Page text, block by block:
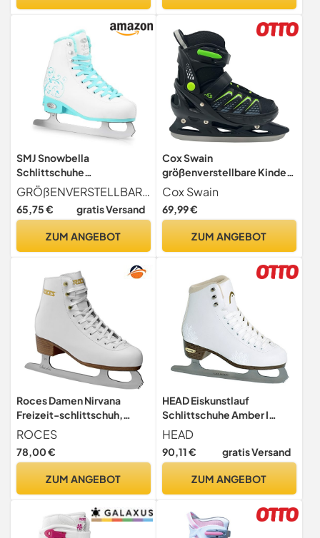
SMJ Snowbella
Schlittschuhe
VERSTELLBAR Damen
Mädchen Eiskunstlauf
Eislaufschuhe Klassische
31-34, 35-38, 39-42 (M
GRÖßENVERSTELLBAR - dank ihrer Größenverstellbarkeit über 4 Größen und ihrer hohen Qualität werden diese Skates mehrere Jahre lang dienen. Verfügbare Größen 31-34, 35-38, 39-42. Dadurch bieten sie eine optimale Passform und hohe Sicherheit während der Benutzung
65,75 € gratis Versand
ZUM ANGEBOT
Cox Swain
größenverstellbare Kinder
Schlittschuhe COXY Ice für
Mädchen und Jungen -
Ohne Werkzeug
Gr. L (40-43)
Cox Swain
69,99 €
ZUM ANGEBOT
Roces Damen Nirvana
Freizeit-schlittschuh,
White, 39
ROCES
78,00 €
ZUM ANGEBOT
HEAD Eiskunstlauf
Schlittschuhe Amber I
Damen Schlittschuhe mit
Edelstahlkufe I
Schneeflocken-Design I
Weiß
HEAD
90,11 € gratis Versand
ZUM ANGEBOT